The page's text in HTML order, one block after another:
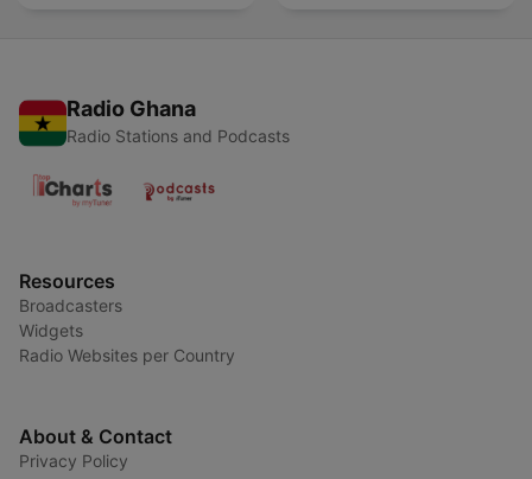
Radio Ghana
Radio Stations and Podcasts
Resources
Broadcasters
Widgets
Radio Websites per Country
About & Contact
Privacy Policy